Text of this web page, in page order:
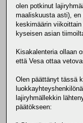
olen potkinut
maaliskuusta asti),
keskimäärin
kyseisen asian
Kisakalenteria ollaan
että Vesa ottaa
Olen päättänyt tässä
lajiryhmällekkin
päätökseen: